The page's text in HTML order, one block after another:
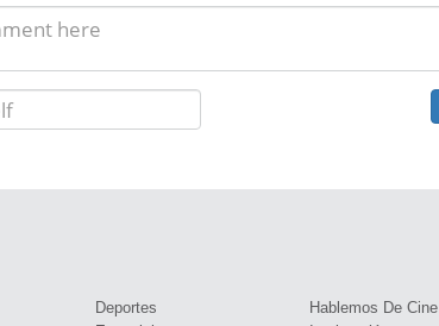
Deportes
Hablemos De Cine